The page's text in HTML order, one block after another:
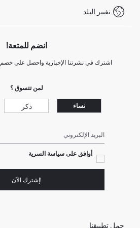
تغيير البلد
انضم للمتعة!
اشترك في نشرتنا الإخبارية واحصل على خصم 10٪ على تسوقك الأول!
لمن تتسوق ؟
نساء ذكر
البريد الإلكتروني
أوافق على سياسة السرية
!إشترك الآن
حمل تطبيقنا